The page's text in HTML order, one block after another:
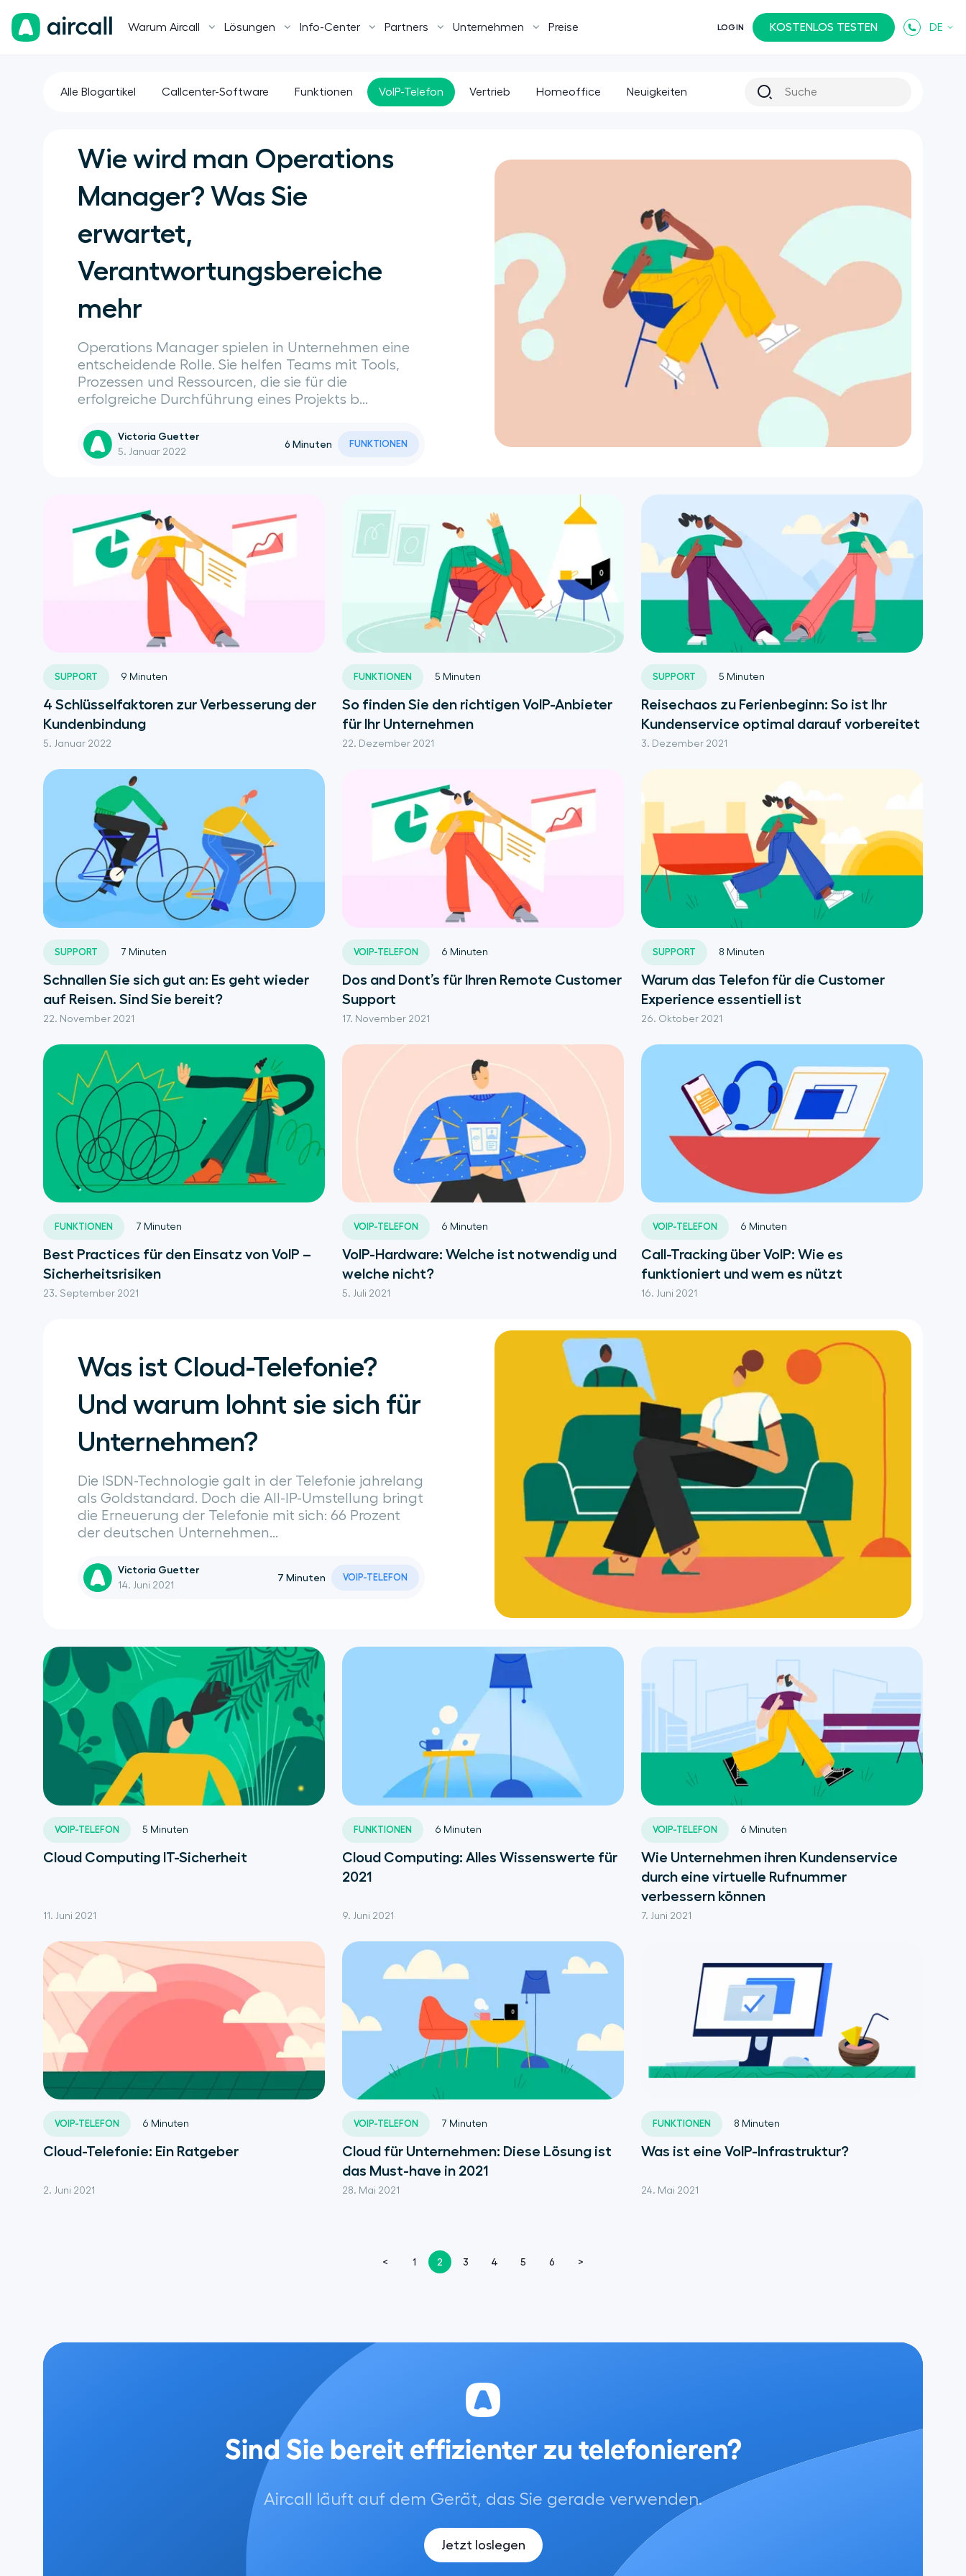
Warum Aircall Lösungen Info-Center Partners Unternehmen Preise LOGIN KOSTENLOS TESTEN DE
Alle Blogartikel Callcenter-Software Funktionen VoIP-Telefon Vertrieb Homeoffice Neuigkeiten
Wie wird man Operations
Manager? Was Sie
erwartet,
Verantwortungsbereiche
mehr
Operations Manager spielen in Unternehmen eine
entscheidende Rolle. Sie helfen Teams mit Tools,
Prozessen und Ressourcen, die sie für die
erfolgreiche Durchführung eines Projekts b...
Victoria Guetter
5. Januar 2022
6 Minuten FUNKTIONEN
SUPPORT
5. Januar 2022
9 Minuten
4 Schlüsselfaktoren zur Verbesserung der
Kundenbindung
FUNKTIONEN
22. Dezember 2021
5 Minuten
So finden Sie den richtigen VoIP-Anbieter
für Ihr Unternehmen
SUPPORT
3. Dezember 2021
5 Minuten
Reisechaos zu Ferienbeginn: So ist Ihr
Kundenservice optimal darauf vorbereitet
SUPPORT
22. November 2021
7 Minuten
Schnallen Sie sich gut an: Es geht wieder
auf Reisen. Sind Sie bereit?
VOIP-TELEFON
17. November 2021
6 Minuten
Dos and Dont’s für Ihren Remote Customer
Support
SUPPORT
26. Oktober 2021
8 Minuten
Warum das Telefon für die Customer
Experience essentiell ist
FUNKTIONEN
23. September 2021
7 Minuten
Best Practices für den Einsatz von VoIP –
Sicherheitsrisiken
VOIP-TELEFON
5. Juli 2021
6 Minuten
VoIP-Hardware: Welche ist notwendig und
welche nicht?
VOIP-TELEFON
16. Juni 2021
6 Minuten
Call-Tracking über VoIP: Wie es
funktioniert und wem es nützt
Was ist Cloud-Telefonie?
Und warum lohnt sie sich für
Unternehmen?
Die ISDN-Technologie galt in der Telefonie jahrelang
als Goldstandard. Doch die All-IP-Umstellung bringt
die Erneuerung der Telefonie mit sich: 66 Prozent
der deutschen Unternehmen...
Victoria Guetter
14. Juni 2021
7 Minuten VOIP-TELEFON
VOIP-TELEFON
11. Juni 2021
5 Minuten
Cloud Computing IT-Sicherheit
FUNKTIONEN
9. Juni 2021
6 Minuten
Cloud Computing: Alles Wissenswerte für
2021
VOIP-TELEFON
7. Juni 2021
6 Minuten
Wie Unternehmen ihren Kundenservice
durch eine virtuelle Rufnummer
verbessern können
VOIP-TELEFON
2. Juni 2021
6 Minuten
Cloud-Telefonie: Ein Ratgeber
VOIP-TELEFON
28. Mai 2021
7 Minuten
Cloud für Unternehmen: Diese Lösung ist
das Must-have in 2021
FUNKTIONEN
24. Mai 2021
8 Minuten
Was ist eine VoIP-Infrastruktur?
< 1 2 3 4 5 6 >
Sind Sie bereit effizienter zu telefonieren?
Aircall läuft auf dem Gerät, das Sie gerade verwenden.
Jetzt loslegen